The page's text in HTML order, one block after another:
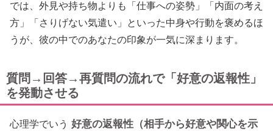
では、外見や持ち物よりも「仕事への姿勢」「内面の考え
方」「さりげない気遣い」といった中身や行動を褒めるほ
うが、彼の中でのあなたの印象が一気に深まります。
質問→回答→再質問の流れで「好意の返報性」
を発動させる
心理学でいう 好意の返報性（相手から好意や関心を示